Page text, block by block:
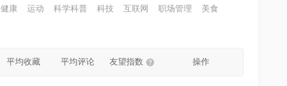
健康 运动 科学科普 科技 互联网 职场管理
美食
平均收藏 平均评论 友望指数 操作